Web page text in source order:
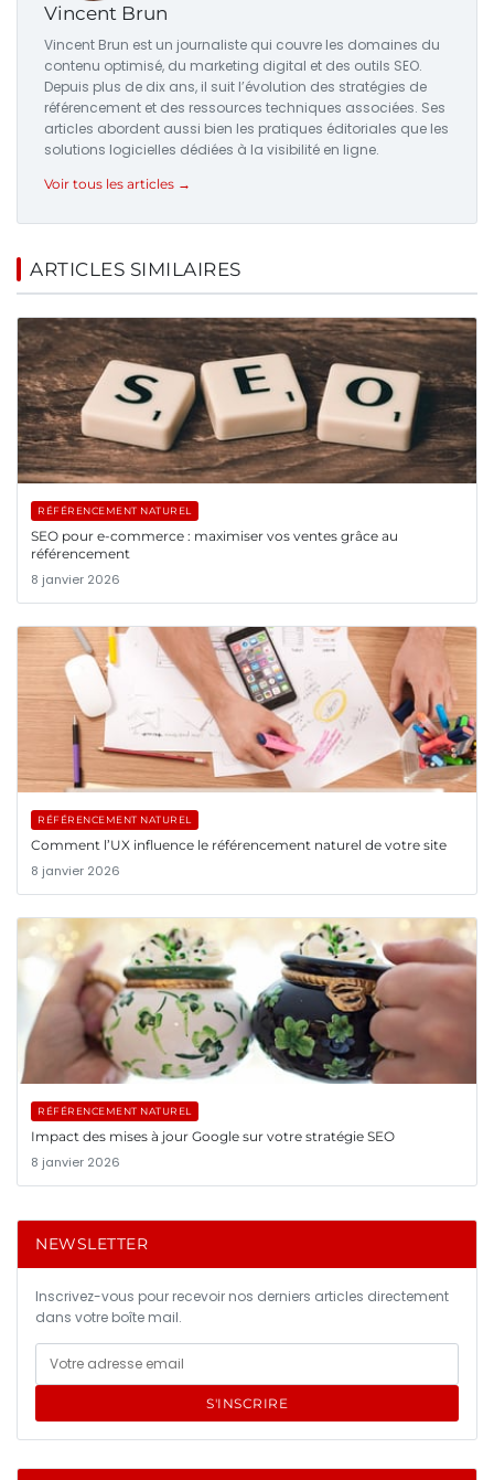
Vincent Brun
Vincent Brun est un journaliste qui couvre les domaines du
contenu optimisé, du marketing digital et des outils SEO.
Depuis plus de dix ans, il suit l’évolution des stratégies de
référencement et des ressources techniques associées. Ses
articles abordent aussi bien les pratiques éditoriales que les
solutions logicielles dédiées à la visibilité en ligne.
Voir tous les articles →
ARTICLES SIMILAIRES
RÉFÉRENCEMENT NATUREL
SEO pour e-commerce : maximiser vos ventes grâce au
référencement
8 janvier 2026
RÉFÉRENCEMENT NATUREL
Comment l’UX influence le référencement naturel de votre site
8 janvier 2026
RÉFÉRENCEMENT NATUREL
Impact des mises à jour Google sur votre stratégie SEO
8 janvier 2026
NEWSLETTER
Inscrivez-vous pour recevoir nos derniers articles directement
dans votre boîte mail.
S'INSCRIRE